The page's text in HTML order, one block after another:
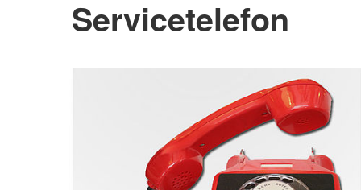
Servicetelefon